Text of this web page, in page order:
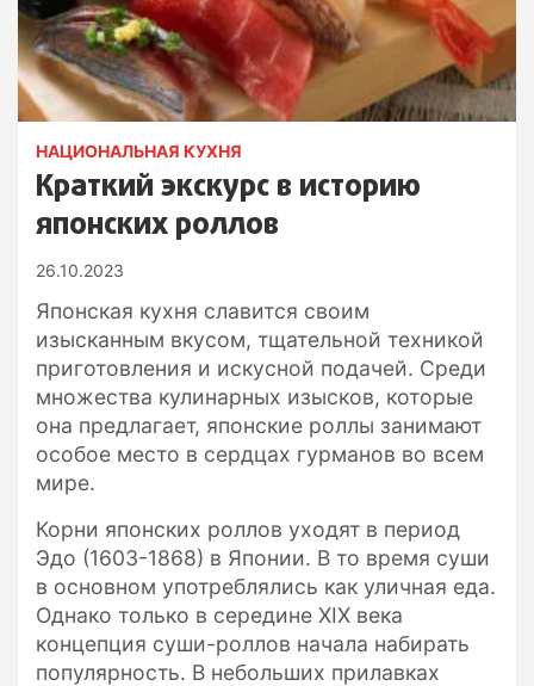
НАЦИОНАЛЬНАЯ КУХНЯ
Краткий экскурс в историю
японских роллов
26.10.2023
Японская кухня славится своим
изысканным вкусом, тщательной техникой
приготовления и искусной подачей. Среди
множества кулинарных изысков, которые
она предлагает, японские роллы занимают
особое место в сердцах гурманов во всем
мире.
Корни японских роллов уходят в период
Эдо (1603-1868) в Японии. В то время суши
в основном употреблялись как уличная еда.
Однако только в середине XIX века
концепция суши-роллов начала набирать
популярность. В небольших прилавках